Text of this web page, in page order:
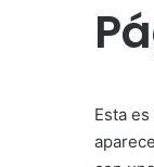
Esta